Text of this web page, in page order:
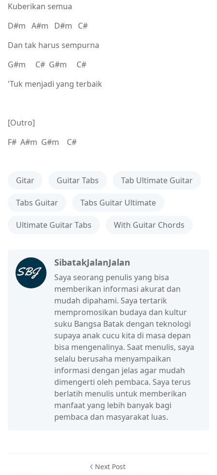
Kuberikan semua
D#m A#m D#m C#
Dan tak harus sempurna
G#m C# G#m C#
'Tuk menjadi yang terbaik
[Outro]
F# A#m G#m C#
Gitar Guitar Tabs Tab Ultimate Guitar
Tabs Guitar Tabs Guitar Ultimate
Ultimate Guitar Tabs With Guitar Chords
SibatakJalanJalan
Saya seorang penulis yang bisa
memberikan informasi akurat dan
mudah dipahami. Saya tertarik
mempromosikan budaya dan kultur
suku Bangsa Batak dengan teknologi
supaya anak cucu kita di masa depan
bisa mengenalinya. Saat menulis, saya
selalu berusaha menyampaikan
informasi dengan jelas agar mudah
dimengerti oleh pembaca. Saya terus
berlatih menulis untuk memberikan
manfaat yang lebih banyak bagi
pembaca dan masyarakat luas.
Next Post